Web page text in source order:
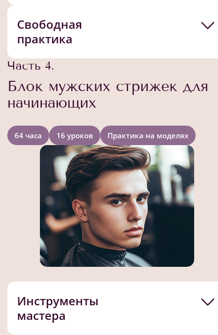
Свободная
практика
Часть 4.
Блок мужских стрижек для
начинающих
64 часа 16 уроков Практика на моделях
Инструменты
мастера